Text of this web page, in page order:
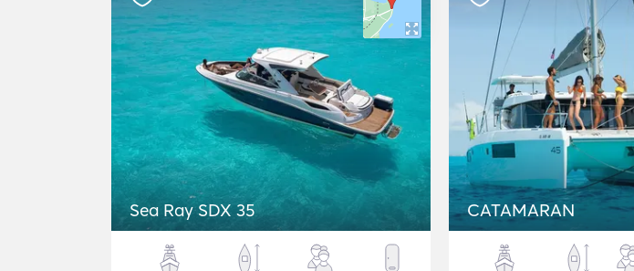
Sea Ray SDX 35 CATAMARAN